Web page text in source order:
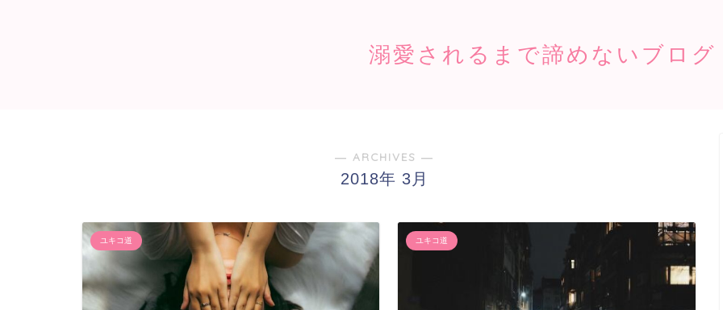
溺愛されるまで諦めないブログ
― ARCHIVES ―
2018年 3月
ユキコ道 ユキコ道